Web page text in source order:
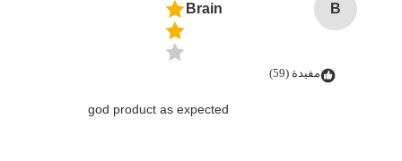
B
Brain
مفيدة (59)
god product as expected